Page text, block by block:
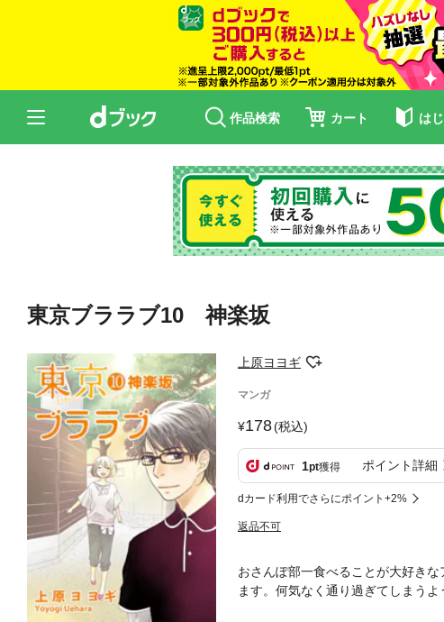
作品検索 カート は
東京ブララブ10 神楽坂
上原ヨヨギ
マンガ
178(税込)
1pt獲得 ポイント詳細
dカード利用でさらにポイント+2%
返品不可
おさんぽ部一食べることが大好き
ます。何気なく通り過ぎてしまう
細い坂道を散策すれば、老舗から